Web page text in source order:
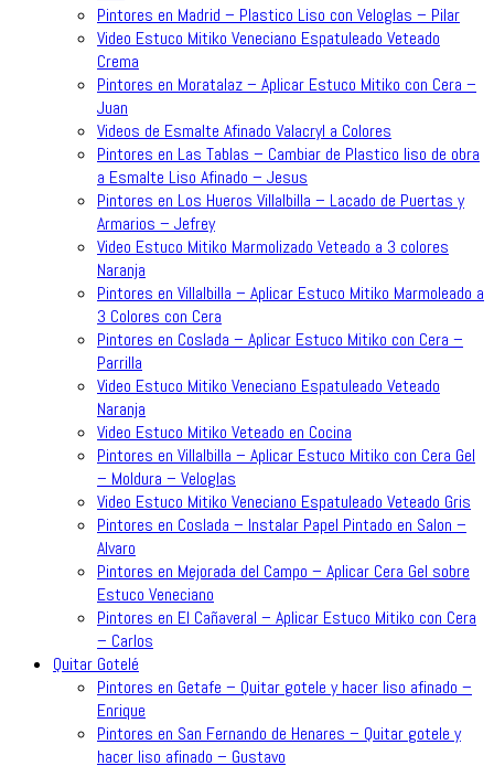
Pintores en Madrid – Plastico Liso con Veloglas – Pilar
Video Estuco Mitiko Veneciano Espatuleado Veteado
Crema
Pintores en Moratalaz – Aplicar Estuco Mitiko con Cera –
Juan
Videos de Esmalte Afinado Valacryl a Colores
Pintores en Las Tablas – Cambiar de Plastico liso de obra
a Esmalte Liso Afinado – Jesus
Pintores en Los Hueros Villalbilla – Lacado de Puertas y
Armarios – Jefrey
Video Estuco Mitiko Marmolizado Veteado a 3 colores
Naranja
Pintores en Villalbilla – Aplicar Estuco Mitiko Marmoleado a
3 Colores con Cera
Pintores en Coslada – Aplicar Estuco Mitiko con Cera –
Parrilla
Video Estuco Mitiko Veneciano Espatuleado Veteado
Naranja
Video Estuco Mitiko Veteado en Cocina
Pintores en Villalbilla – Aplicar Estuco Mitiko con Cera Gel
– Moldura – Veloglas
Video Estuco Mitiko Veneciano Espatuleado Veteado Gris
Pintores en Coslada – Instalar Papel Pintado en Salon –
Alvaro
Pintores en Mejorada del Campo – Aplicar Cera Gel sobre
Estuco Veneciano
Pintores en El Cañaveral – Aplicar Estuco Mitiko con Cera
– Carlos
Quitar Gotelé
Pintores en Getafe – Quitar gotele y hacer liso afinado –
Enrique
Pintores en San Fernando de Henares – Quitar gotele y
hacer liso afinado – Gustavo